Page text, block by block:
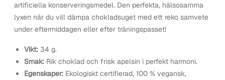
artificiella konserveringsmedel. Den perfekta, hälsosamma
lyxen när du vill dämpa chokladsuget med ett reko samvete
under eftermiddagen eller efter träningspasset!
Vikt: 34 g.
Smak: Rik choklad och frisk apelsin i perfekt harmoni.
Egenskaper: Ekologiskt certifierad, 100 % vegansk,